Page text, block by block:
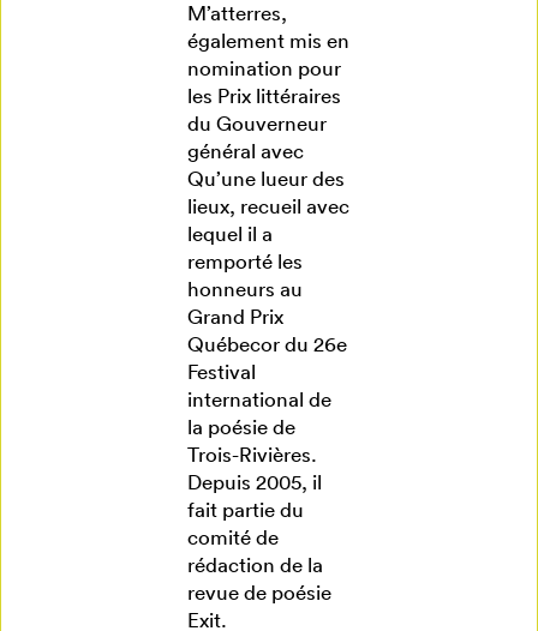
M’atterres,
également mis en
nomination pour
les Prix littéraires
du Gouverneur
général avec
Qu’une lueur des
lieux, recueil avec
lequel il a
remporté les
honneurs au
Grand Prix
Québecor du 26e
Festival
international de
la poésie de
Trois-Rivières.
Depuis 2005, il
fait partie du
comité de
rédaction de la
revue de poésie
Exit.